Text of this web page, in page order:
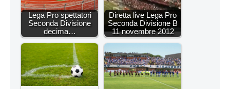
Lega Pro spettatori
Seconda Divisione
decima…
Diretta live Lega Pro
Seconda Divisione B
11 novembre 2012